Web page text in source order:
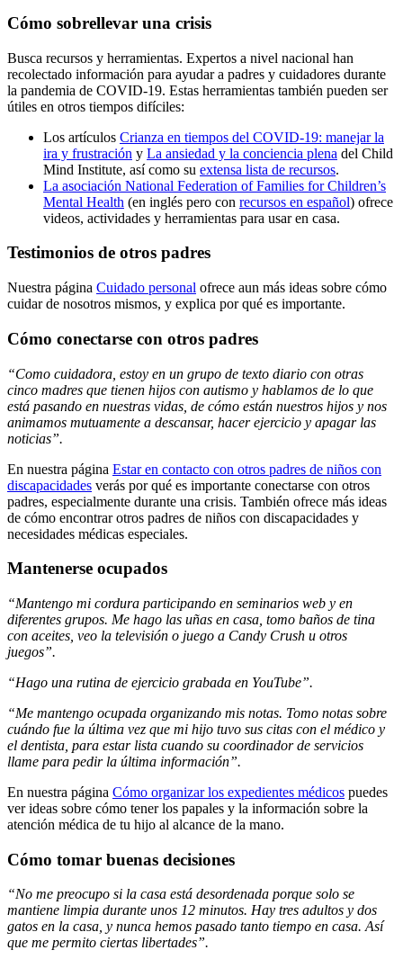
Cómo sobrellevar una crisis
Busca recursos y herramientas. Expertos a nivel nacional han
recolectado información para ayudar a padres y cuidadores durante
la pandemia de COVID-19. Estas herramientas también pueden ser
útiles en otros tiempos difíciles:
Los artículos Crianza en tiempos del COVID-19: manejar la
ira y frustración y La ansiedad y la conciencia plena del Child
Mind Institute, así como su extensa lista de recursos.
La asociación National Federation of Families for Children’s
Mental Health (en inglés pero con recursos en español) ofrece
videos, actividades y herramientas para usar en casa.
Testimonios de otros padres
Nuestra página Cuidado personal ofrece aun más ideas sobre cómo
cuidar de nosotros mismos, y explica por qué es importante.
Cómo conectarse con otros padres
“Como cuidadora, estoy en un grupo de texto diario con otras
cinco madres que tienen hijos con autismo y hablamos de lo que
está pasando en nuestras vidas, de cómo están nuestros hijos y nos
animamos mutuamente a descansar, hacer ejercicio y apagar las
noticias”.
En nuestra página Estar en contacto con otros padres de niños con
discapacidades verás por qué es importante conectarse con otros
padres, especialmente durante una crisis. También ofrece más ideas
de cómo encontrar otros padres de niños con discapacidades y
necesidades médicas especiales.
Mantenerse ocupados
“Mantengo mi cordura participando en seminarios web y en
diferentes grupos. Me hago las uñas en casa, tomo baños de tina
con aceites, veo la televisión o juego a Candy Crush u otros
juegos”.
“Hago una rutina de ejercicio grabada en YouTube”.
“Me mantengo ocupada organizando mis notas. Tomo notas sobre
cuándo fue la última vez que mi hijo tuvo sus citas con el médico y
el dentista, para estar lista cuando su coordinador de servicios
llame para pedir la última información”.
En nuestra página Cómo organizar los expedientes médicos puedes
ver ideas sobre cómo tener los papales y la información sobre la
atención médica de tu hijo al alcance de la mano.
Cómo tomar buenas decisiones
“No me preocupo si la casa está desordenada porque solo se
mantiene limpia durante unos 12 minutos. Hay tres adultos y dos
gatos en la casa, y nunca hemos pasado tanto tiempo en casa. Así
que me permito ciertas libertades”.